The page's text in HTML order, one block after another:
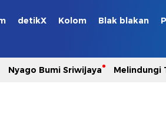
dicari
detikX Kolom Blak blakan
Nyago Bumi Sriwijaya Melindungi